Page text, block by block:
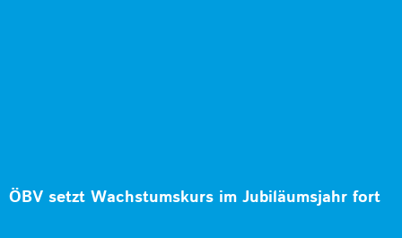
ÖBV setzt Wachstumskurs im Jubiläumsjahr fort